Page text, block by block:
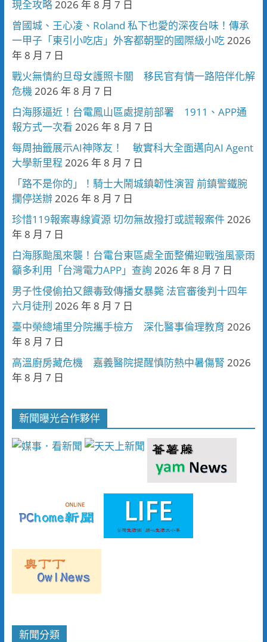
現全攻略 2026 年 8 月 7 日
曾國城、王心凌、Roland 私下也愛的深夜台味！傳承
一甲子「東引小吃店」外客都朝聖的國際級小吃 2026
年 8 月 7 日
戰火無情約旦母女護照卡關 移民官有情一路陪伴化解
危機 2026 年 8 月 7 日
白海豚逼近！台電鳳山區處提前部署 1911、APP通
報方式一次看 2026 年 8 月 7 日
每周抽籤展示AI神隊友！ 敏實科大全面邁向AI Agent
大學新里程 2026 年 8 月 7 日
「路不是你的」！騎士大鬧城鎮韌性演習 前鎮警鐵腕
攔停送辦 2026 年 8 月 7 日
珍惜119報案專線資源 切勿無故撥打或謊報案件 2026
年 8 月 7 日
白海豚颱風來襲！台電台東區處全面整備迎戰強風豪雨
籲多利用「台灣電力APP」查詢 2026 年 8 月 7 日
男子性侵偷拍又餵毒致傳播女暴斃 法官審後判十四年
六月徒刑 2026 年 8 月 7 日
臺中榮總埔里分院攜手檢方 深化醫事倫理教育 2026
年 8 月 7 日
高溫廚房藏危機 嘉義醫院提醒慎防熱中暑傷腎 2026
年 8 月 7 日
新聞曝光合作夥伴
新聞分類